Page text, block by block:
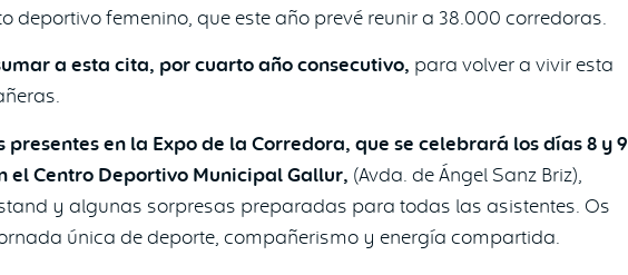
deportivo femenino, que este año prevé reunir a 38.000 corredoras.
a esta cita, por cuarto año consecutivo, para volver a vivir esta
presentes en la Expo de la Corredora, que se celebrará los días 8 y 9
el Centro Deportivo Municipal Gallur, (Avda. de Ángel Sanz Briz),
y algunas sorpresas preparadas para todas las asistentes. Os
única de deporte, compañerismo y energía compartida.